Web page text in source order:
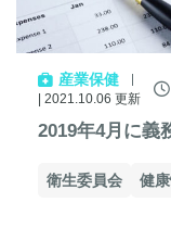
産業保健
| 2021.10.06 更新
2019年4月に義
衛生委員会 健